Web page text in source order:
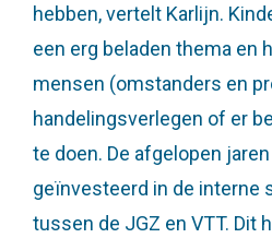
hebben, vertelt Karlijn.
een erg beladen thema en
mensen (omstanders en
handelingsverlegen of er
te doen. De afgelopen
geïnvesteerd in de interne
tussen de JGZ en VTT. Dit